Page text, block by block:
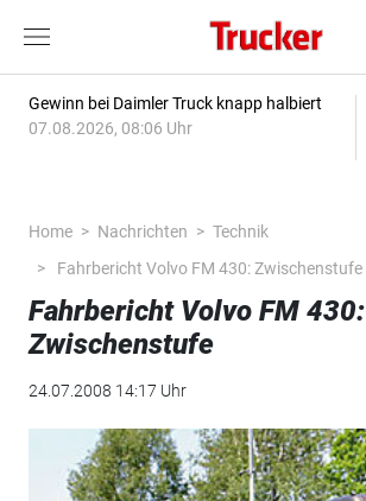
Gewinn bei Daimler Truck knapp halbiert
07.08.2026, 08:06 Uhr
Home Nachrichten
Technik
Fahrbericht Volvo FM 430: Zwischenstufe
Fahrbericht Volvo FM 430:
Zwischenstufe
24.07.2008 14:17 Uhr